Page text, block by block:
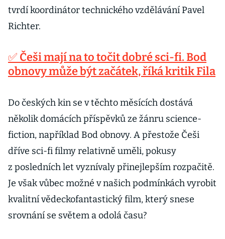
tvrdí koordinátor technického vzdělávání Pavel
Richter.
✅ Češi mají na to točit dobré sci-fi. Bod
obnovy může být začátek, říká kritik Fila
Do českých kin se v těchto měsících dostává
několik domácích příspěvků ze žánru science-
fiction, například Bod obnovy. A přestože Češi
dříve sci-fi filmy relativně uměli, pokusy
z posledních let vyznívaly přinejlepším rozpačitě.
Je však vůbec možné v našich podmínkách vyrobit
kvalitní vědeckofantastický film, který snese
srovnání se světem a odolá času?